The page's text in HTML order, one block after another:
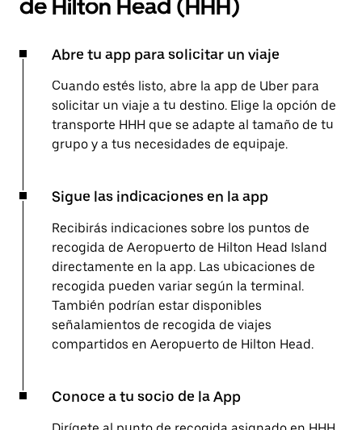
de Hilton Head (HHH)
Abre tu app para solicitar un viaje
Cuando estés listo, abre la app de Uber para
solicitar un viaje a tu destino. Elige la opción de
transporte HHH que se adapte al tamaño de tu
grupo y a tus necesidades de equipaje.
Sigue las indicaciones en la app
Recibirás indicaciones sobre los puntos de
recogida de Aeropuerto de Hilton Head Island
directamente en la app. Las ubicaciones de
recogida pueden variar según la terminal.
También podrían estar disponibles
señalamientos de recogida de viajes
compartidos en Aeropuerto de Hilton Head.
Conoce a tu socio de la App